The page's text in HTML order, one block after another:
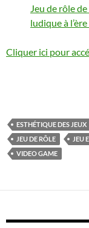
Jeu de rôle
ludique à
Cliquer ici pour
ESTHÉTIQUE DES JEUX
JEU DE RÔLE
JEU
VIDEO GAME